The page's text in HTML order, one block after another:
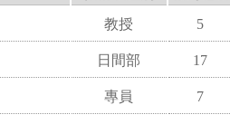
教授 5
日間部 17
專員 7